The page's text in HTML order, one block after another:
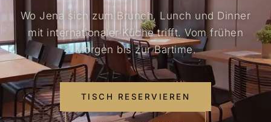
Wo Jena sich zum Brunch, Lunch und Dinner
mit internationaler Küche trifft. Vom frühen
Morgen bis zur Bartime.
TISCH RESERVIEREN